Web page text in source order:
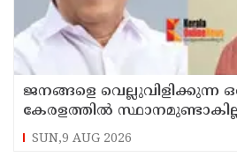
ജനങ്ങളെ വെല്ലുവിളിക്കുന്ന
കേരളത്തില്‍
ചെന്നിത്തല
SUN,9 AUG 2026